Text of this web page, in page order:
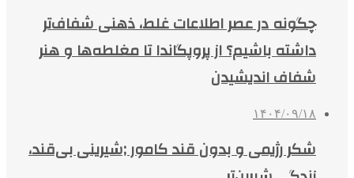
چگونه در عصر اطلاعات غلط، ذهنی شفاف‌تر
داشته باشیم؟ از پروپگاندا تا مغلطه‌ها و هنر
شفاف اندیشیدن
۱۴۰۴/۰۹/۱۸
شکر رژیمی و بدون قند کامور ;شیرینی بی‌قند،